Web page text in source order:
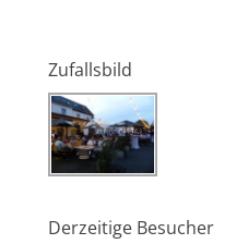
Zufallsbild
Derzeitige Besucher